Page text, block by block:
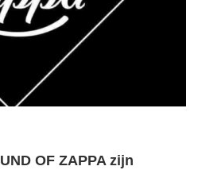
OF ZAPPA zijn